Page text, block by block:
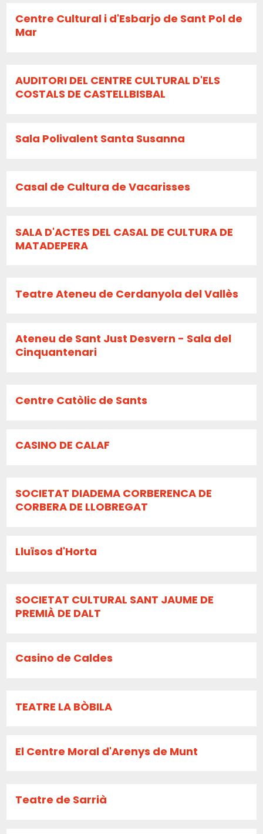
Centre Cultural i d'Esbarjo de Sant Pol de
Mar
AUDITORI DEL CENTRE CULTURAL D'ELS
COSTALS DE CASTELLBISBAL
Sala Polivalent Santa Susanna
Casal de Cultura de Vacarisses
SALA D'ACTES DEL CASAL DE CULTURA DE
MATADEPERA
Teatre Ateneu de Cerdanyola del Vallès
Ateneu de Sant Just Desvern - Sala del
Cinquantenari
Centre Catòlic de Sants
CASINO DE CALAF
SOCIETAT DIADEMA CORBERENCA DE
CORBERA DE LLOBREGAT
Lluïsos d'Horta
SOCIETAT CULTURAL SANT JAUME DE
PREMIÀ DE DALT
Casino de Caldes
TEATRE LA BÒBILA
El Centre Moral d'Arenys de Munt
Teatre de Sarrià